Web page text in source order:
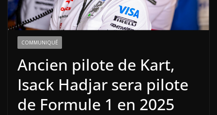
COMMUNIQUÉ
Ancien pilote de Kart,
Isack Hadjar sera pilote
de Formule 1 en 2025